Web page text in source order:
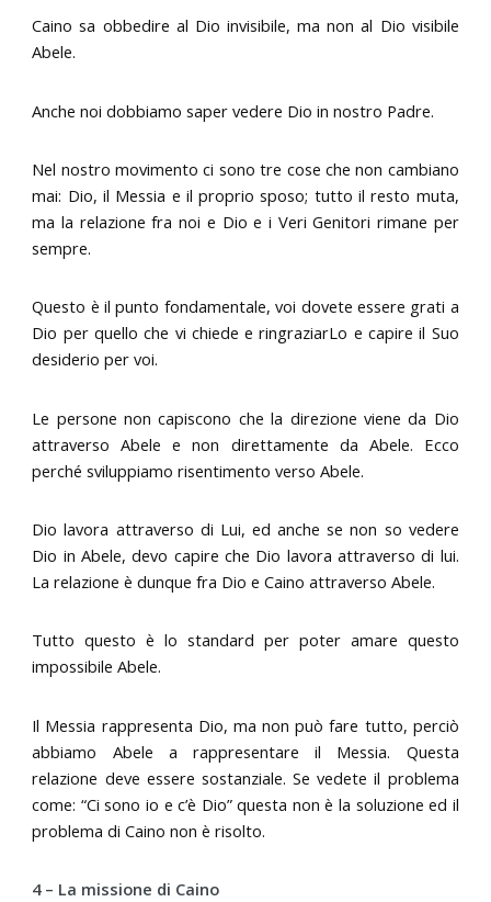
Caino sa obbedire al Dio invisibile, ma non al Dio visibile
Abele.
Anche noi dobbiamo saper vedere Dio in nostro Padre.
Nel nostro movimento ci sono tre cose che non cambiano
mai: Dio, il Messia e il proprio sposo; tutto il resto muta,
ma la relazione fra noi e Dio e i Veri Genitori rimane per
sempre.
Questo è il punto fondamentale, voi dovete essere grati a
Dio per quello che vi chiede e ringraziarLo e capire il Suo
desiderio per voi.
Le persone non capiscono che la direzione viene da Dio
attraverso Abele e non direttamente da Abele. Ecco
perché sviluppiamo risentimento verso Abele.
Dio lavora attraverso di Lui, ed anche se non so vedere
Dio in Abele, devo capire che Dio lavora attraverso di lui.
La relazione è dunque fra Dio e Caino attraverso Abele.
Tutto questo è lo standard per poter amare questo
impossibile Abele.
Il Messia rappresenta Dio, ma non può fare tutto, perciò
abbiamo Abele a rappresentare il Messia. Questa
relazione deve essere sostanziale. Se vedete il problema
come: “Ci sono io e c’è Dio” questa non è la soluzione ed il
problema di Caino non è risolto.
4 – La missione di Caino